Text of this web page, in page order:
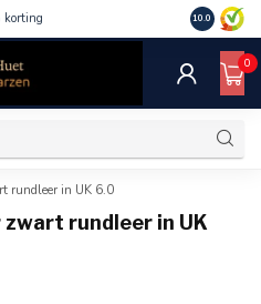
korting 10.0
0
rundleer in UK 6.0
rundleer in UK